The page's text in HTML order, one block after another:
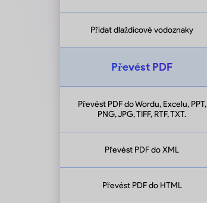
Přidat dlaždicové vodoznaky
Převést PDF
Převést PDF do Wordu, Excelu, PPT,
PNG, JPG, TIFF, RTF, TXT.
Převést PDF do XML
Převést PDF do HTML